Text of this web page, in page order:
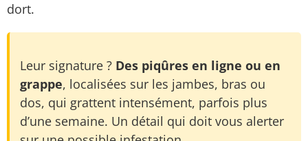
dort.
Leur signature ? Des piqûres en ligne ou en
grappe, localisées sur les jambes, bras ou
dos, qui grattent intensément, parfois plus
d’une semaine. Un détail qui doit vous alerter